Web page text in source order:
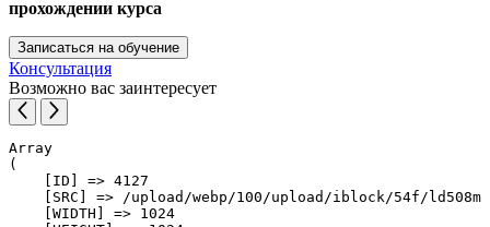
прохождении курса
Записаться на обучение
Консультация
Возможно вас заинтересует
Array
(
    [ID] => 4127
[SRC] => /upload/webp/100/upload/iblock/54f/
    [WIDTH] => 1024